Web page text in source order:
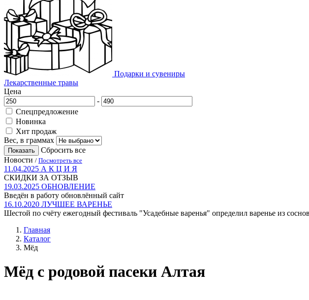
Подарки и сувениры
Лекарственные травы
Цена
-
Спецпредложение
Новинка
Хит продаж
Вес, в граммах
Показать
Сбросить все
Новости / Посмотреть все
11.04.2025 А К Ц И Я
СКИДКИ ЗА ОТЗЫВ
19.03.2025 ОБНОВЛЕНИЕ
Введён в работу обновлённый сайт
16.10.2020 ЛУЧШЕЕ ВАРЕНЬЕ
Шестой по счёту ежегодный фестиваль "Усадебные варенья" определил варенье из
Главная
Каталог
Мёд
Мёд с родовой пасеки Алтая